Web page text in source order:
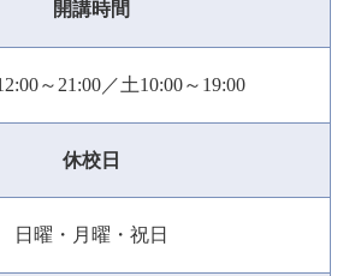
開講時間
～21:00／土10:00～19:00
休校日
日曜・月曜・祝日